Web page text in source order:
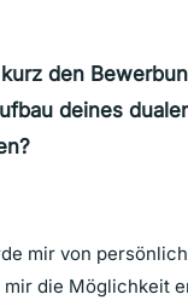
den
deines
mir von
mir die Möglichkeit